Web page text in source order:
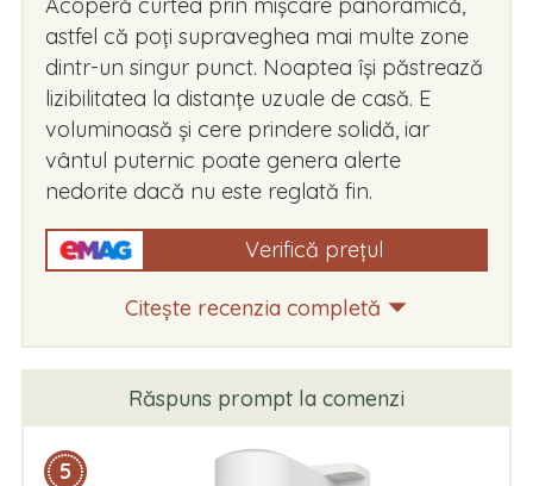
astfel că poți supraveghea mai multe zone
dintr-un singur punct. Noaptea își păstrează
lizibilitatea la distanțe uzuale de casă. E
voluminoasă și cere prindere solidă, iar
vântul puternic poate genera alerte
nedorite dacă nu este reglată fin.
Verifică prețul
Citește recenzia completă
Răspuns prompt la comenzi
5